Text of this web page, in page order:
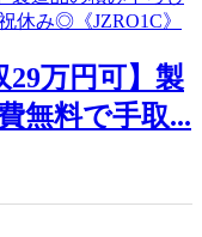
29万円可】製
無料で手取...